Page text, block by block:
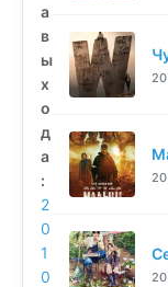
а
в
ы
х
о
д
а
:
2
0
1
0